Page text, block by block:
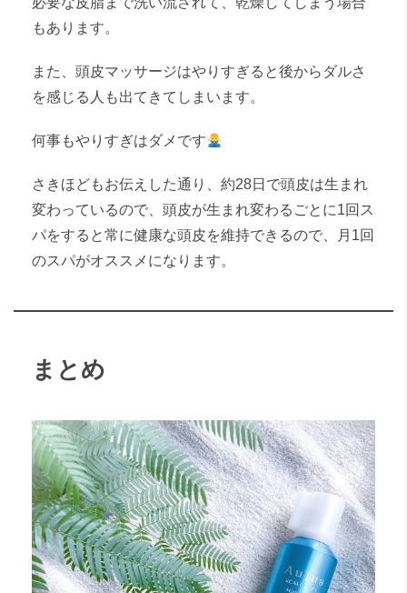
もあります。
また、頭皮マッサージはやりすぎると後からダルさ
を感じる人も出てきてしまいます。
何事もやりすぎはダメです
さきほどもお伝えした通り、約28日で頭皮は生まれ
変わっているので、頭皮が生まれ変わるごとに1回ス
パをすると常に健康な頭皮を維持できるので、月1回
のスパがオススメになります。
まとめ